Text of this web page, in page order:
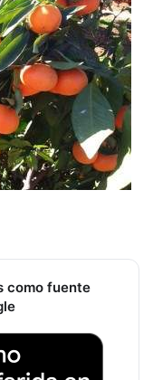
como fuente